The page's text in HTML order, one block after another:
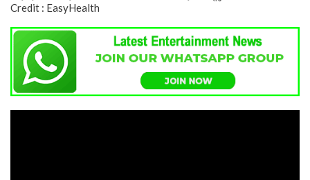
Credit : EasyHealth